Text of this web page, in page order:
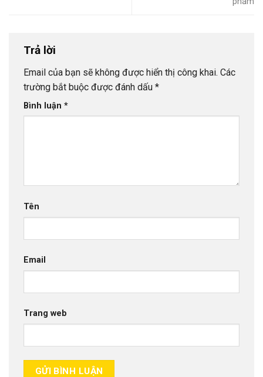
Trả lời
Email của bạn sẽ không được hiển thị công khai. Các
trường bắt buộc được đánh dấu *
Bình luận *
Tên
Email
Trang web